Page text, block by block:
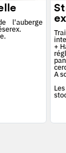
l'auberge
+
A